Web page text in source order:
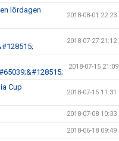
lördagen
2018-08-01 22:23
2018-07-27 21:12
2018-07-15 21:09
Cup
2018-07-15 11:31
2018-07-08 10:33
2018-06-18 09:49